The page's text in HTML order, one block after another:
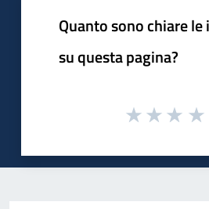
Quanto sono chiare
su questa pagina?